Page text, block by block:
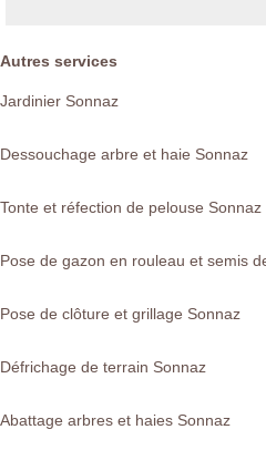
Autres services
Jardinier Sonnaz
Dessouchage arbre et haie Sonnaz
Tonte et réfection de pelouse Sonnaz
Pose de gazon en rouleau et semis
Pose de clôture et grillage Sonnaz
Défrichage de terrain Sonnaz
Abattage arbres et haies Sonnaz